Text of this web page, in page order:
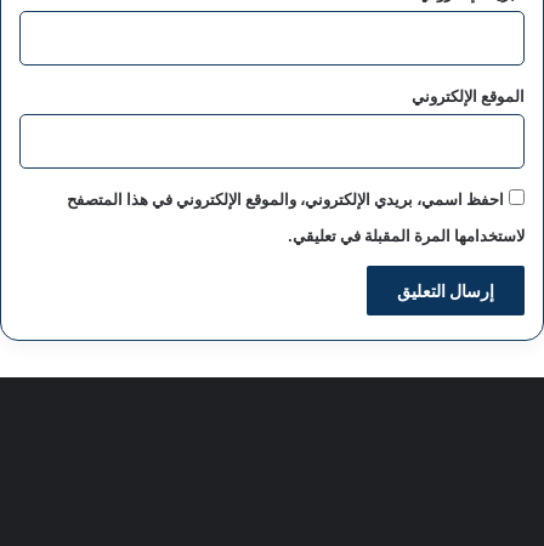
الموقع الإلكتروني
احفظ اسمي، بريدي الإلكتروني، والموقع الإلكتروني في هذا المتصفح
لاستخدامها المرة المقبلة في تعليقي.